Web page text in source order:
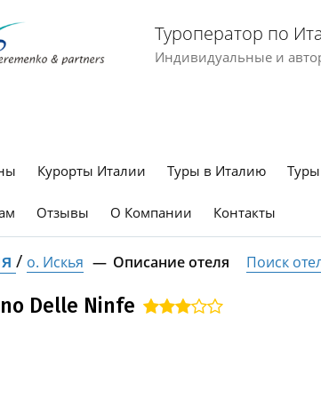
Туроператор по
Индивидуальные и
Курорты Италии Туры в Италию
Отзывы О Компании Контакты
/ о. Искья Описание отеля Поиск
Delle Ninfe